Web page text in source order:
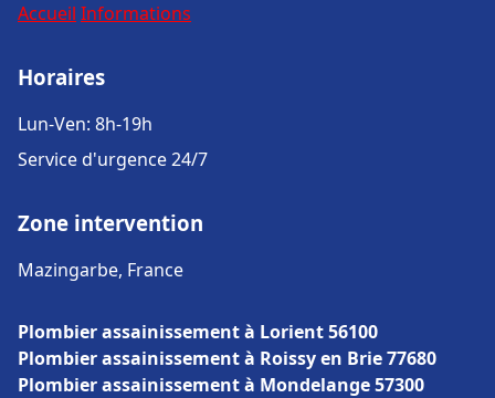
Accueil Informations
Horaires
Lun-Ven: 8h-19h
Service d'urgence 24/7
Zone intervention
Mazingarbe, France
Plombier assainissement à Lorient 56100
Plombier assainissement à Roissy en Brie 77680
Plombier assainissement à Mondelange 57300